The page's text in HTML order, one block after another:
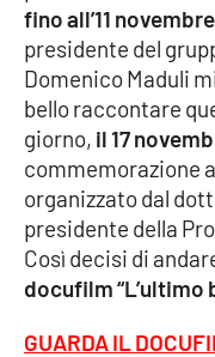
VIDEO
Ambiente
Cronaca
Cultura
Economia e
fino all’11
presidente del
Domenico Maduli
bello raccontare
giorno, il 17
commemorazione
organizzato dal
presidente della
Così decisi di
docufilm “L’ultimo
GUARDA IL